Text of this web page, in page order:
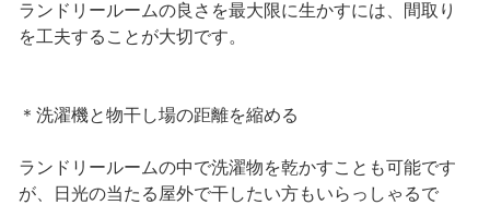
ランドリールームの良さを最大限に生かすには、間取り
を工夫することが大切です。
＊洗濯機と物干し場の距離を縮める
ランドリールームの中で洗濯物を乾かすことも可能です
が、日光の当たる屋外で干したい方もいらっしゃるで